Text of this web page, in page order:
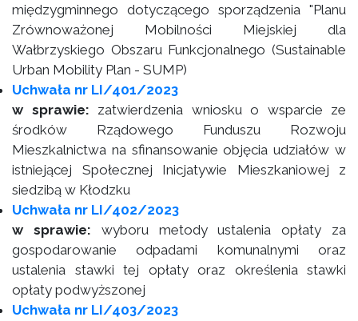
międzygminnego dotyczącego sporządzenia "Planu
Zrównoważonej Mobilności Miejskiej dla
Wałbrzyskiego Obszaru Funkcjonalnego (Sustainable
Urban Mobility Plan - SUMP)
Uchwała nr LI/401/2023
w sprawie: zatwierdzenia wniosku o wsparcie ze
środków Rządowego Funduszu Rozwoju
Mieszkalnictwa na sfinansowanie objęcia udziałów w
istniejącej Społecznej Inicjatywie Mieszkaniowej z
siedzibą w Kłodzku
Uchwała nr LI/402/2023
w sprawie: wyboru metody ustalenia opłaty za
gospodarowanie odpadami komunalnymi oraz
ustalenia stawki tej opłaty oraz określenia stawki
opłaty podwyższonej
Uchwała nr LI/403/2023